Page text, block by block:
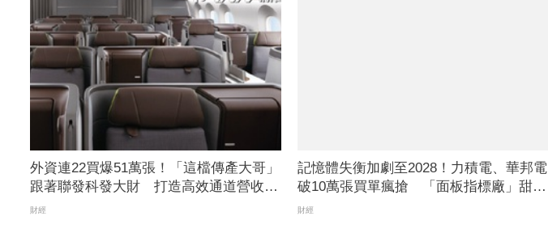
外資連22買爆51萬張！「這檔傳產大哥」
跟著聯發科發大財 打造高效通道營收創
新高
財經
記憶體失衡加劇至2028！力積電、華邦電
破10萬張買單瘋搶 「面板指標廠」甜甜
價出現暫居成交王
財經